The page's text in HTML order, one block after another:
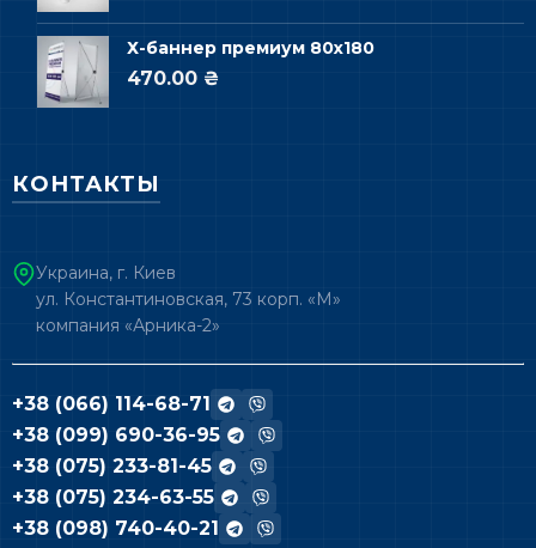
Х-баннер премиум 80х180
470.00 ₴
КОНТАКТЫ
Украина, г. Киев
ул. Константиновская, 73 корп. «М»
компания «Арника-2»
+38 (066) 114-68-71
+38 (099) 690-36-95
+38 (075) 233-81-45
+38 (075) 234-63-55
+38 (098) 740-40-21